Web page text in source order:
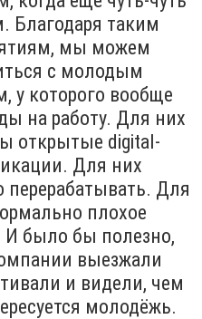
Благодаря таким
мы можем
с молодым
у которого вообще
на работу. Для них
открытые digital-
Для них
перерабатывать. Для
плохое
И было бы полезно,
выезжали
и видели, чем
молодёжь.